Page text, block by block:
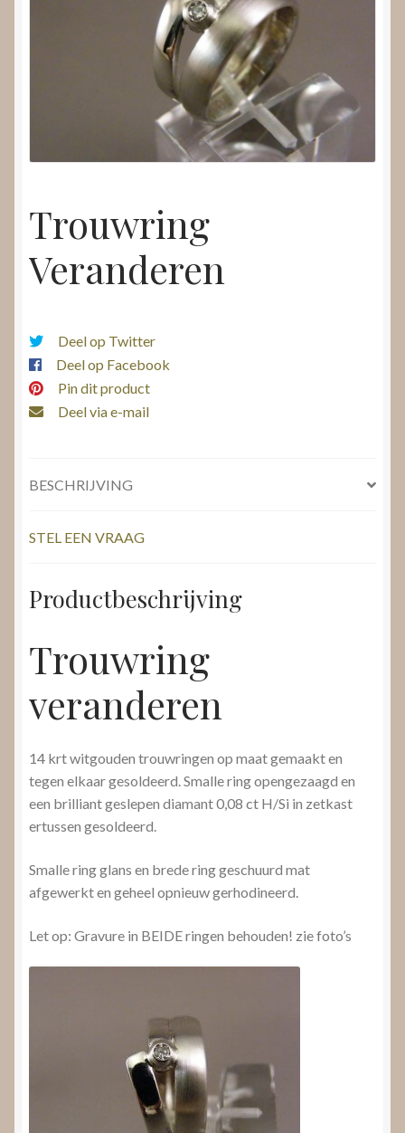
Submenu
uitvouwen
Trouwring
Veranderen
Deel op Twitter
Deel op Facebook
Pin dit product
Deel via e-mail
BESCHRIJVING
STEL EEN VRAAG
Productbeschrijving
Trouwring
veranderen
14 krt witgouden trouwringen op maat gemaakt en
tegen elkaar gesoldeerd. Smalle ring opengezaagd en
een brilliant geslepen diamant 0,08 ct H/Si in zetkast
ertussen gesoldeerd.
Smalle ring glans en brede ring geschuurd mat
afgewerkt en geheel opnieuw gerhodineerd.
Let op: Gravure in BEIDE ringen behouden! zie foto’s